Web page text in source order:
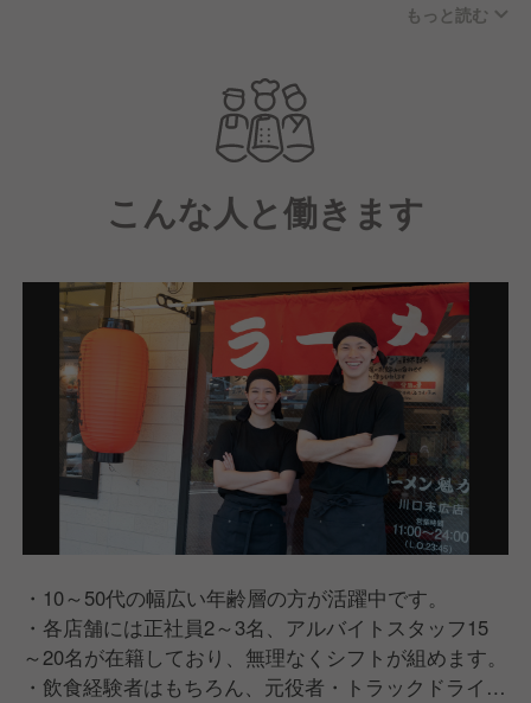
か懐かしいラーメンとして支持をいただいています。
おり、お子さま連れのお客様にも心地よくご利用いた
だける店舗づくりを行っています。
もっと読む
こんな人と働きます
・10～50代の幅広い年齢層の方が活躍中です。
・各店舗には正社員2～3名、アルバイトスタッフ15
～20名が在籍しており、無理なくシフトが組めます。
・飲食経験者はもちろん、元役者・トラックドライバ